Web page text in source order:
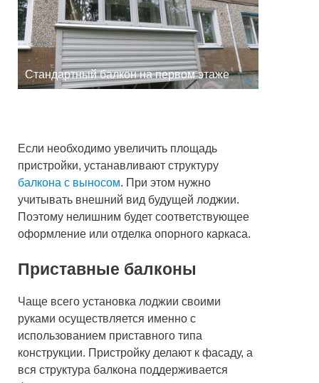
Стандартный балкон на первом этаже
Если необходимо увеличить площадь
пристройки, устанавливают структуру
балкона с выносом. При этом нужно
учитывать внешний вид будущей лоджии.
Поэтому нелишним будет соответствующее
оформление или отделка опорного каркаса.
Приставные балконы
Чаще всего установка лоджии своими
руками осуществляется именно с
использованием приставного типа
конструкции. Пристройку делают к фасаду, а
вся структура балкона поддерживается